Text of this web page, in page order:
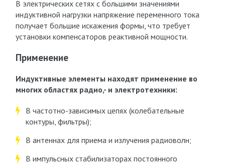
В электрических сетях с большими значениями
индуктивной нагрузки напряжение переменного тока
получает большие искажения формы, что требует
установки компенсаторов реактивной мощности.
Применение
Индуктивные элементы находят применение во
многих областях радио,- и электротехники:
В частотно-зависимых цепях (колебательные
контуры, фильтры);
В антеннах для приема и излучения радиоволн;
В импульсных стабилизаторах постоянного